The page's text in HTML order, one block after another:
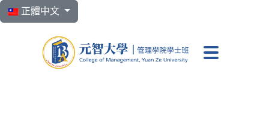
選擇你的語言
正體中文